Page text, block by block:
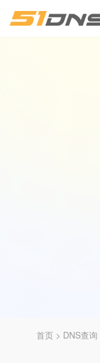
首页 > DNS查询